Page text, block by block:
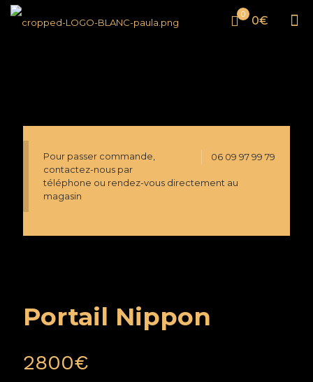
0 0€
06 09 97 99 79
Pour passer commande,
contactez-nous par
téléphone ou rendez-vous directement au
magasin
Portail Nippon
2800€